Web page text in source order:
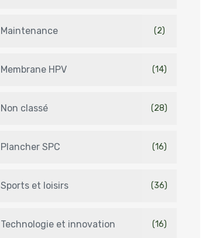
Maintenance (2)
Membrane HPV (14)
Non classé (28)
Plancher SPC (16)
Sports et loisirs (36)
Technologie et innovation (16)